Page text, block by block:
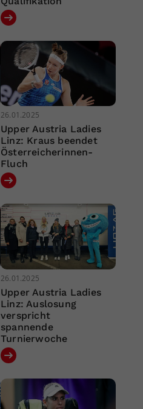
26.01.2025
Upper Austria Ladies
Linz: Kraus beendet
Österreicherinnen-
Fluch
26.01.2025
Upper Austria Ladies
Linz: Auslosung
verspricht
spannende
Turnierwoche